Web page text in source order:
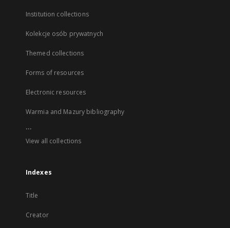
Institution collections
Kolekcje osób prywatnych
Themed collections
Forms of resources
Electronic resources
Warmia and Mazury bibliography
...
View all collections
Indexes
Title
Creator